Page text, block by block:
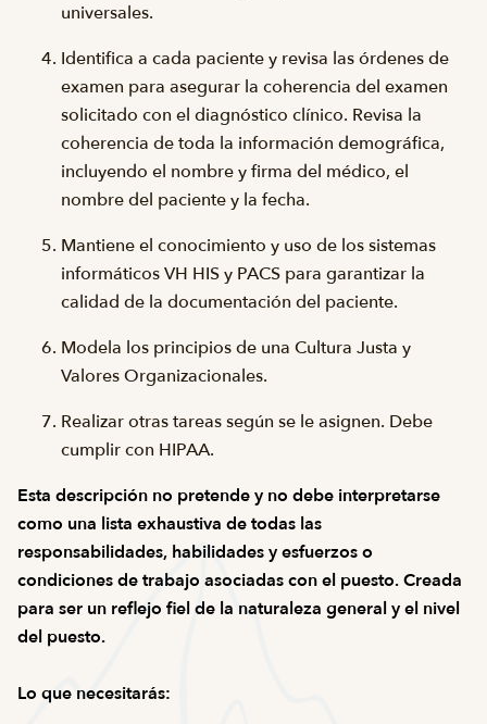
universales.
Identifica a cada paciente y revisa las órdenes de
examen para asegurar la coherencia del examen
solicitado con el diagnóstico clínico. Revisa la
coherencia de toda la información demográfica,
incluyendo el nombre y firma del médico, el
nombre del paciente y la fecha.
Mantiene el conocimiento y uso de los sistemas
informáticos VH HIS y PACS para garantizar la
calidad de la documentación del paciente.
Modela los principios de una Cultura Justa y
Valores Organizacionales.
Realizar otras tareas según se le asignen. Debe
cumplir con HIPAA.
Esta descripción no pretende y no debe interpretarse
como una lista exhaustiva de todas las
responsabilidades, habilidades y esfuerzos o
condiciones de trabajo asociadas con el puesto. Creada
para ser un reflejo fiel de la naturaleza general y el nivel
del puesto.
Lo que necesitarás: